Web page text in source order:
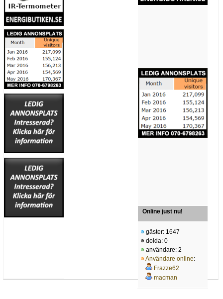
Online just nu!
gäster: 1647
dolda: 0
användare: 2
Användare online:
Frazze62
macman